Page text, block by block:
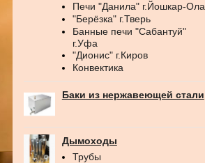
Печи "Данила" г.Йошкар-Ола
"Берёзка" г.Тверь
Банные печи "Сабантуй"
г.Уфа
"Дионис" г.Киров
Конвектика
Баки из нержавеющей стали
Дымоходы
Трубы